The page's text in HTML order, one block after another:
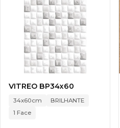
VITREO BP34x60
34x60cm
BRILHANTE
1 Face